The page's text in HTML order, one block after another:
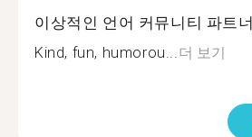
이상적인 언어 커뮤니티 파트너
Kind, fun, humorou...더 보기